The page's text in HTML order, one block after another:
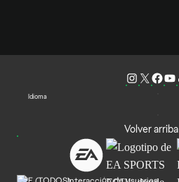
Idioma
Volver arriba